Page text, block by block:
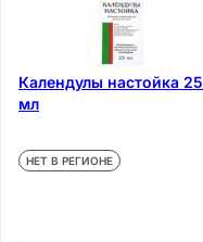
Календулы настойка 25
мл
НЕТ В РЕГИОНЕ